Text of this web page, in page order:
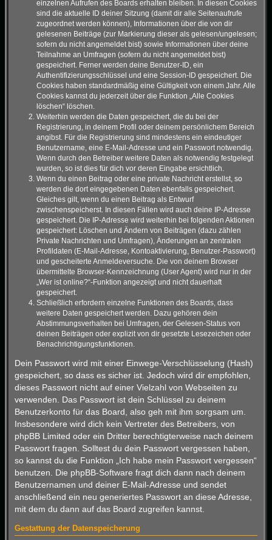
einzelnen Aufrufen des Boards erhalten bleiben. In diesen Cookies
sind die aktuelle ID deiner Sitzung (damit dir alle Seitenaufrufe
zugeordnet werden können), Informationen über die von dir
gelesenen Beiträge (zur Markierung dieser als gelesen/ungelesen;
sofern du nicht angemeldet bist) sowie Informationen über deine
Teilnahme an Umfragen (sofern du nicht angemeldet bist)
gespeichert. Ferner werden deine Benutzer-ID, ein
Authentifizierungsschlüssel und eine Session-ID gespeichert. Die
Cookies haben standardmäßig eine Gültigkeit von einem Jahr. Alle
Cookies kannst du jederzeit über die Funktion „Alle Cookies
löschen“ löschen.
Weiterhin werden die Daten gespeichert, die du bei der
Registrierung, in deinem Profil oder deinem persönlichem Bereich
angibst. Für die Registrierung sind mindestens ein eindeutiger
Benutzername, eine E-Mail-Adresse und ein Passwort notwendig.
Wenn durch den Betreiber weitere Daten als notwendig festgelegt
wurden, so ist dies für dich vor deren Eingabe ersichtlich.
Wenn du einen Beitrag oder eine private Nachricht erstellst, so
werden die dort eingegebenen Daten ebenfalls gespeichert.
Gleiches gilt, wenn du einen Beitrag als Entwurf
zwischenspeicherst. In diesen Fällen wird auch deine IP-Adresse
gespeichert. Die IP-Adresse wird weiterhin bei folgenden Aktionen
gespeichert: Löschen und Ändern von Beiträgen (dazu zählen
Private Nachrichten und Umfragen), Änderungen an zentralen
Profildaten (E-Mail-Adresse, Kontoaktivierung, Benutzer-Passwort)
und gescheiterte Anmeldeversuche. Die von deinem Browser
übermittelte Browser-Kennzeichnung (User Agent) wird nur in der
„Wer ist online?“-Funktion angezeigt und nicht dauerhaft
gespeichert.
Schließlich erfordern einzelne Funktionen des Boards, dass
weitere Daten gespeichert werden. Dazu gehören dein
Abstimmungsverhalten bei Umfragen, der Gelesen-Status von
deinen Beiträgen oder explizit von dir gesetzte Lesezeichen oder
Benachrichtigungsfunktionen.
Dein Passwort wird mit einer Einwege-Verschlüsselung (Hash)
gespeichert, so dass es sicher ist. Jedoch wird dir empfohlen,
dieses Passwort nicht auf einer Vielzahl von Webseiten zu
verwenden. Das Passwort ist dein Schlüssel zu deinem
Benutzerkonto für das Board, also geh mit ihm sorgsam um.
Insbesondere wird dich kein Vertreter des Betreibers, von
phpBB Limited oder ein Dritter berechtigterweise nach deinem
Passwort fragen. Solltest du dein Passwort vergessen haben,
so kannst du die Funktion „Ich habe mein Passwort vergessen“
benutzen. Die phpBB-Software fragt dich dann nach deinem
Benutzernamen und deiner E-Mail-Adresse und sendet
anschließend ein neu generiertes Passwort an diese Adresse,
mit dem du dann auf das Board zugreifen kannst.
Gestattung der Datenspeicherung